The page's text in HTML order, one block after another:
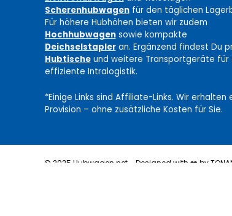
Scherenhubwagenfür den täglichen
Für höhere Hubhöhen bieten wir zudem
Hochhubwagensowie kompakte
Deichselstapleran. Ergänzend findest Du
Hubtischeund weitere Transportgeräte für
effiziente Intralogistik.
*Einige Links sind Affiliate-Links. Wir erhalten
Provision – ohne zusätzliche Kosten für Sie.
© 2025 Hubwagen.net - Designed with ❤️ by